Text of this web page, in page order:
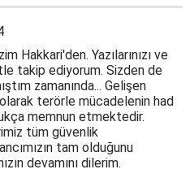
Hakkari'den. Yazılarınızı ve
takip ediyorum. Sizden de
zamanında... Gelişen
terörle mücadelenin had
memnun etmektedir.
tüm güvenlik
tam olduğunu
devamını dilerim.